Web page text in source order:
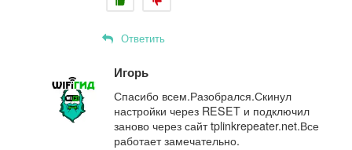
Ответить
Игорь
Спасибо всем.Разобрался.Скинул
настройки через RESET и подключил
заново через сайт tplinkrepeater.net.Все
работает замечательно.